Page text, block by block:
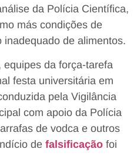
da Polícia Científica,
más condições de
inadequado de alimentos.
da força-tarefa
festa universitária em
pela Vigilância
com apoio da Polícia
de vodca e outros
de falsificação foi